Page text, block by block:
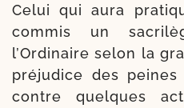
Celui qui aura
com­mis un
l’Ordinaire selon la
pré­ju­dice des
contre quelques